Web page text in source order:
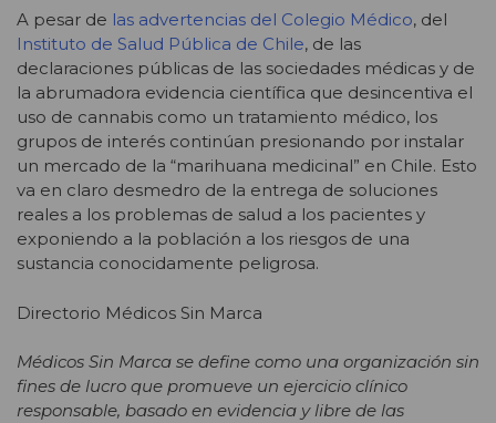
A pesar de las advertencias del Colegio Médico, del
Instituto de Salud Pública de Chile, de las
declaraciones públicas de las sociedades médicas y de
la abrumadora evidencia científica que desincentiva el
uso de cannabis como un tratamiento médico, los
grupos de interés continúan presionando por instalar
un mercado de la “marihuana medicinal” en Chile. Esto
va en claro desmedro de la entrega de soluciones
reales a los problemas de salud a los pacientes y
exponiendo a la población a los riesgos de una
sustancia conocidamente peligrosa.
Directorio Médicos Sin Marca
Médicos Sin Marca se define como una organización sin
fines de lucro que promueve un ejercicio clínico
responsable, basado en evidencia y libre de las